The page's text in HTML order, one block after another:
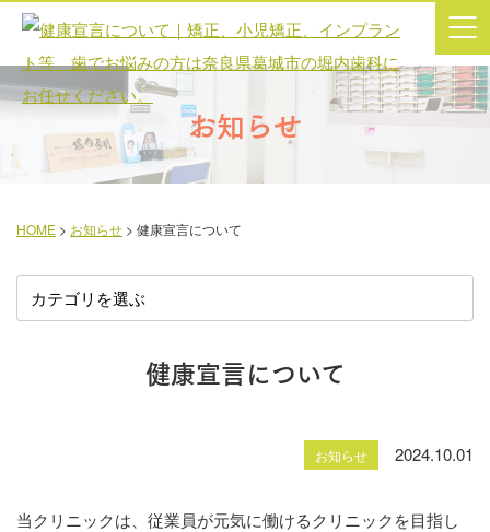
お知らせ
HOME > お知らせ > 健康宣言について
健康宣言について
お知らせ 2024.10.01
当クリニックは、従業員が元気に働けるクリニックを目指し